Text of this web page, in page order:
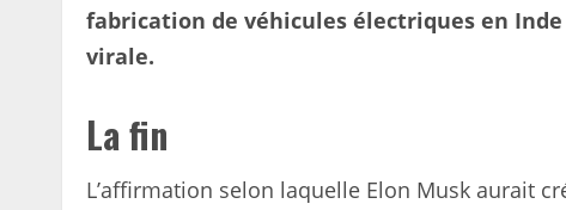
fabrication de véhicules électriques en
virale.
La fin
L’affirmation selon laquelle Elon Musk aurait